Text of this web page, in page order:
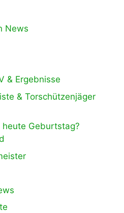
News
& Ergebnisse
& Torschützenjäger
heute Geburtstag?